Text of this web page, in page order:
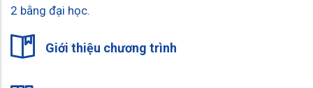
2 bằng đại học.
Giới thiệu chương trình